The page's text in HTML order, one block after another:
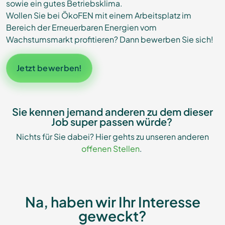
sowie ein gutes Betriebsklima.
Wollen Sie bei ÖkoFEN mit einem Arbeitsplatz im
Bereich der Erneuerbaren Energien vom
Wachstumsmarkt profitieren? Dann bewerben Sie sich!
Jetzt bewerben!
Sie kennen jemand anderen zu dem dieser
Job super passen würde?
Nichts für Sie dabei? Hier gehts zu unseren anderen
offenen Stellen.
Na, haben wir Ihr Interesse
geweckt?